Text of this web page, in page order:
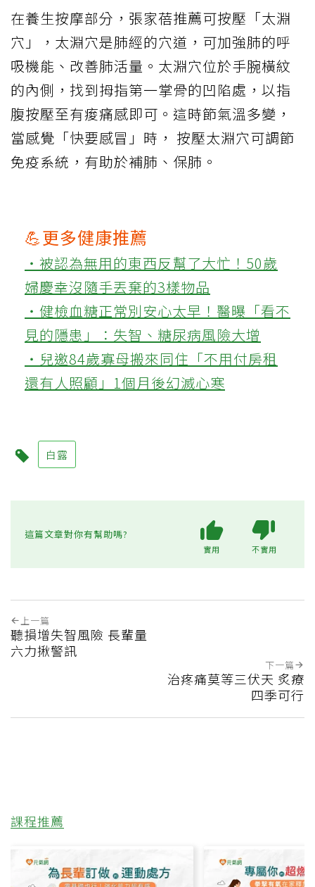
在養生按摩部分，張家蓓推薦可按壓「太淵
穴」，太淵穴是肺經的穴道，可加強肺的呼
吸機能、改善肺活量。太淵穴位於手腕橫紋
的內側，找到拇指第一掌骨的凹陷處，以指
腹按壓至有痠痛感即可。這時節氣溫多變，
當感覺「快要感冒」時， 按壓太淵穴可調節
免疫系統，有助於補肺、保肺。
💪更多健康推薦
‧被認為無用的東西反幫了大忙！50歲
婦慶幸沒隨手丟棄的3樣物品
‧健檢血糖正常別安心太早！醫曝「看不
見的隱患」：失智、糖尿病風險大增
‧兒邀84歲寡母搬來同住「不用付房租
還有人照顧」1個月後幻滅心寒
白露
這篇文章對你有幫助嗎?
實用 不實用
上一篇
聽損增失智風險 長輩量
六力揪警訊
下一篇
治疼痛莫等三伏天 炙療
四季可行
課程推薦